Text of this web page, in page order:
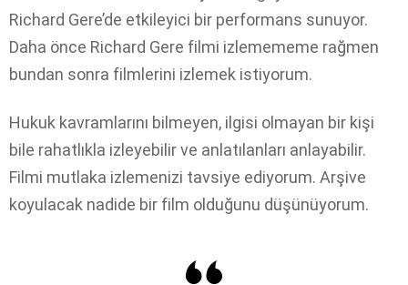
Richard Gere’de etkileyici bir performans sunuyor.
Daha önce Richard Gere filmi izlemememe rağmen
bundan sonra filmlerini izlemek istiyorum.
Hukuk kavramlarını bilmeyen, ilgisi olmayan bir kişi
bile rahatlıkla izleyebilir ve anlatılanları anlayabilir.
Filmi mutlaka izlemenizi tavsiye ediyorum. Arşive
koyulacak nadide bir film olduğunu düşünüyorum.